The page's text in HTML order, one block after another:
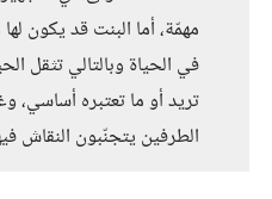
مهمّة، أما البنت قد يكون
في الحياة وبالتالي تثقل
تريد أو ما تعتبره أساسي،
الطرفين يتجنّبون النقاش